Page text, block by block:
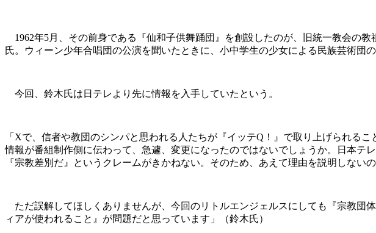
1962年5月、その前身である『仙和子供舞踊団』を創設したのが、旧統一教会の
氏。ウィーン少年合唱団の公演を聞いたときに、小中学生の少女による民族芸術団
今回、鈴木氏は日テレより先に情報を入手していたという。
「Xで、信者や教団のシンパと思われる人たちが『イッテQ！』で取り上げられる
情報が番組制作側に伝わって、急遽、変更になったのではないでしょうか。日本
『宗教差別だ』というクレームがきかねない。そのため、あえて理由を説明しない
ただ誤解してほしくありませんが、今回のリトルエンジェルスにしても『宗教団
ィアが使われること』が問題だと思っています」（鈴木氏）